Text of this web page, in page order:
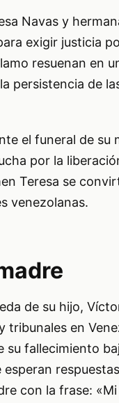
Navas y
exigir justicia
resuenan en
persistencia de
el funeral de su
por la
Teresa se
venezolanas.
de su hijo,
en
su fallecimiento
con la frase: